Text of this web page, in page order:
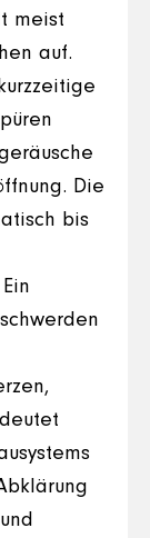
meist
auf.
Die
bis